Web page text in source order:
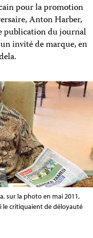
pour la promotion
Anton Harber,
publication du journal
invité de marque, en
sur la photo en mai 2011,
le critiquaient de déloyauté